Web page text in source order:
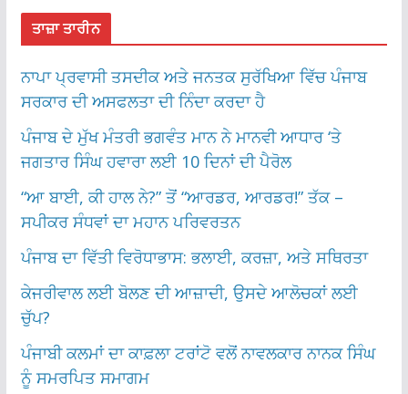
ਤਾਜ਼ਾ ਤਾਰੀਨ
ਨਾਪਾ ਪ੍ਰਵਾਸੀ ਤਸਦੀਕ ਅਤੇ ਜਨਤਕ ਸੁਰੱਖਿਆ ਵਿੱਚ ਪੰਜਾਬ
ਸਰਕਾਰ ਦੀ ਅਸਫਲਤਾ ਦੀ ਨਿੰਦਾ ਕਰਦਾ ਹੈ
ਪੰਜਾਬ ਦੇ ਮੁੱਖ ਮੰਤਰੀ ਭਗਵੰਤ ਮਾਨ ਨੇ ਮਾਨਵੀ ਆਧਾਰ ‘ਤੇ
ਜਗਤਾਰ ਸਿੰਘ ਹਵਾਰਾ ਲਈ 10 ਦਿਨਾਂ ਦੀ ਪੈਰੋਲ
“ਆ ਬਾਈ, ਕੀ ਹਾਲ ਨੇ?” ਤੋਂ “ਆਰਡਰ, ਆਰਡਰ!” ਤੱਕ –
ਸਪੀਕਰ ਸੰਧਵਾਂ ਦਾ ਮਹਾਨ ਪਰਿਵਰਤਨ
ਪੰਜਾਬ ਦਾ ਵਿੱਤੀ ਵਿਰੋਧਾਭਾਸ: ਭਲਾਈ, ਕਰਜ਼ਾ, ਅਤੇ ਸਥਿਰਤਾ
ਕੇਜਰੀਵਾਲ ਲਈ ਬੋਲਣ ਦੀ ਆਜ਼ਾਦੀ, ਉਸਦੇ ਆਲੋਚਕਾਂ ਲਈ
ਚੁੱਪ?
ਪੰਜਾਬੀ ਕਲਮਾਂ ਦਾ ਕਾਫ਼ਲਾ ਟਰਾਂਟੋ ਵਲੋਂ ਨਾਵਲਕਾਰ ਨਾਨਕ ਸਿੰਘ
ਨੂੰ ਸਮਰਪਿਤ ਸਮਾਗਮ